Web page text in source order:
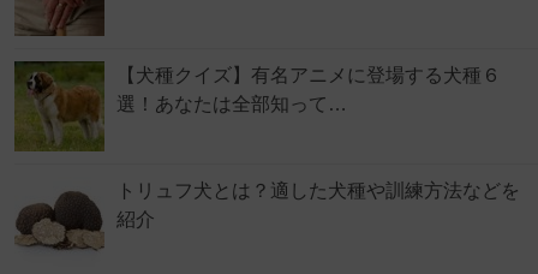
【犬種クイズ】有名アニメに登場する犬種６
選！あなたは全部知って…
トリュフ犬とは？適した犬種や訓練方法などを
紹介